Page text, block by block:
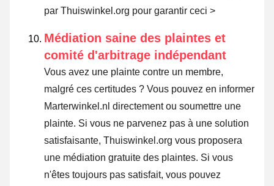
par Thuiswinkel.org pour garantir ceci >
Médiation saine des plaintes et
comité d'arbitrage indépendant
Vous avez une plainte contre un membre,
malgré ces certitudes ? Vous pouvez en informer
Marterwinkel.nl directement ou soumettre une
plainte. Si vous ne parvenez pas à une solution
satisfaisante, Thuiswinkel.org vous proposera
une médiation gratuite des plaintes. Si vous
n'êtes toujours pas satisfait, vous pouvez